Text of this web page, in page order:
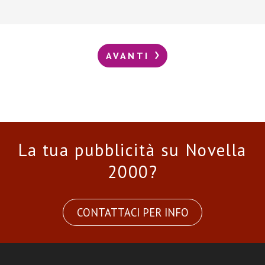
AVANTI
La tua pubblicità su Novella
2000?
CONTATTACI PER INFO